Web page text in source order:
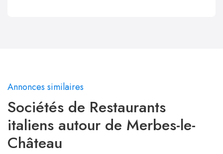
Annonces similaires
Sociétés de Restaurants
italiens autour de Merbes-le-
Château